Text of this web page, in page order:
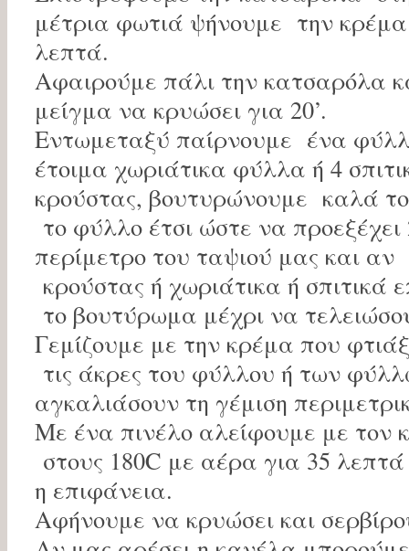
μέτρια φωτιά ψήνουμε την
λεπτά.
Αφαιρούμε πάλι την κατσαρόλα
μείγμα να κρυώσει για 20’.
Εντωμεταξύ παίρνουμε ένα
έτοιμα χωριάτικα φύλλα ή 4
κρούστας, βουτυρώνουμε καλά
το φύλλο έτσι ώστε να
περίμετρο του ταψιού μας και
κρούστας ή χωριάτικα ή
το βουτύρωμα μέχρι να
Γεμίζουμε με την κρέμα που
τις άκρες του φύλλου ή των
αγκαλιάσουν τη γέμιση
Με ένα πινέλο αλείφουμε με τον
στους 180C με αέρα για 35 λεπτά
η επιφάνεια.
Αφήνουμε να κρυώσει και